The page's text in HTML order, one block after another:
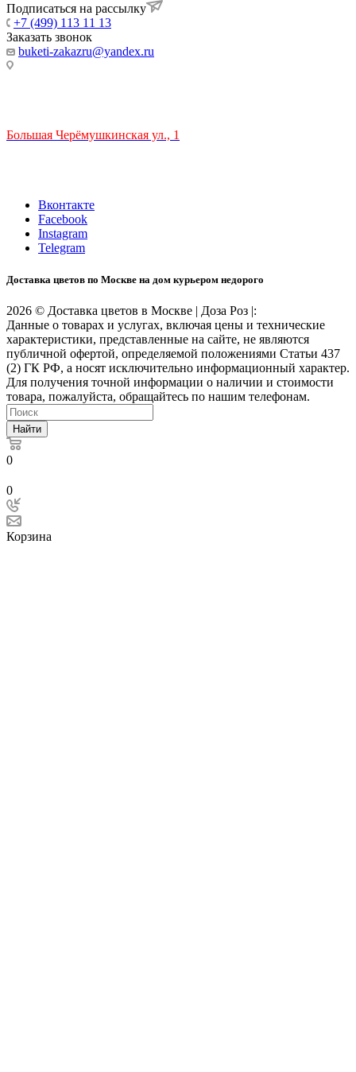
Подписаться на рассылку
+7 (499) 113 11 13
Заказать звонок
buketi-zakazru@yandex.ru
Большая Черёмушкинская ул., 1
Вконтакте
Facebook
Instagram
Telegram
Доставка цветов по Москве на дом курьером недорого
2026 © Доставка цветов в Москве | Доза Роз |:
Данные о товарах и услугах, включая цены и технические
характеристики, представленные на сайте, не являются
публичной офертой, определяемой положениями Статьи 437
(2) ГК РФ, а носят исключительно информационный характер.
Для получения точной информации о наличии и стоимости
товара, пожалуйста, обращайтесь по нашим телефонам.
Найти
0
0
Корзина